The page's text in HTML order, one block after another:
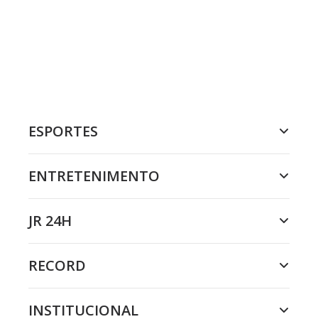
ESPORTES
ENTRETENIMENTO
JR 24H
RECORD
INSTITUCIONAL